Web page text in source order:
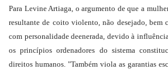
Para Levine Artiaga, o argumento de que a
resultante de coito violento, não desejado, bem
com personalidade deenerada, devido à
os princípios ordenadores do sistema
direitos humanos. "Também viola as garantias